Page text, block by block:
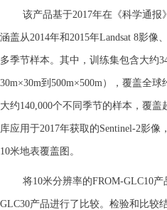
该产品基于2017年在《科学通报
涵盖从2014年和2015年Landsat 8影
多季节样本。其中，训练集包含大约
30m×30m到500m×500m），覆盖全
大约140,000个不同季节的样本，覆
库应用于2017年获取的Sentinel-2影
10米地表覆盖图。
将10米分辨率的FROM-GLC10
GLC30产品进行了比较。检验和比较